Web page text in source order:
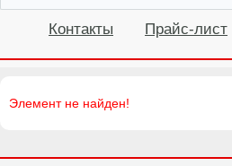
Контакты Прайс-лист
Элемент не найден!